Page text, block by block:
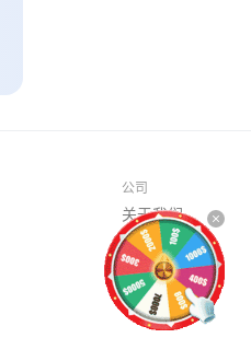
公司
关于我们
开发者平台
商务合作
联系我们